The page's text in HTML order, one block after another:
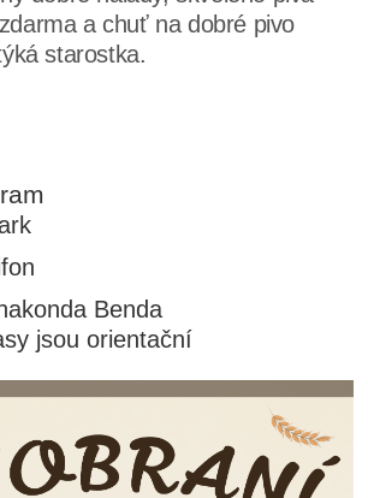
a chuť na dobré pivo
starostka.
Benda
jsou orientační